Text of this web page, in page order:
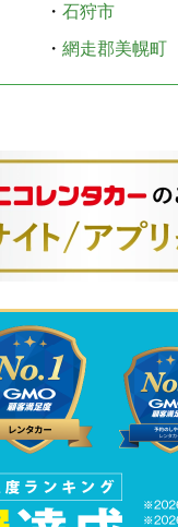
・ 石狩市
・ 網走郡美幌町